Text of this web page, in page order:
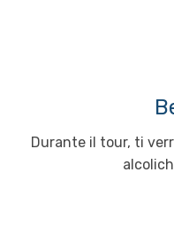
Durante il tour, ti